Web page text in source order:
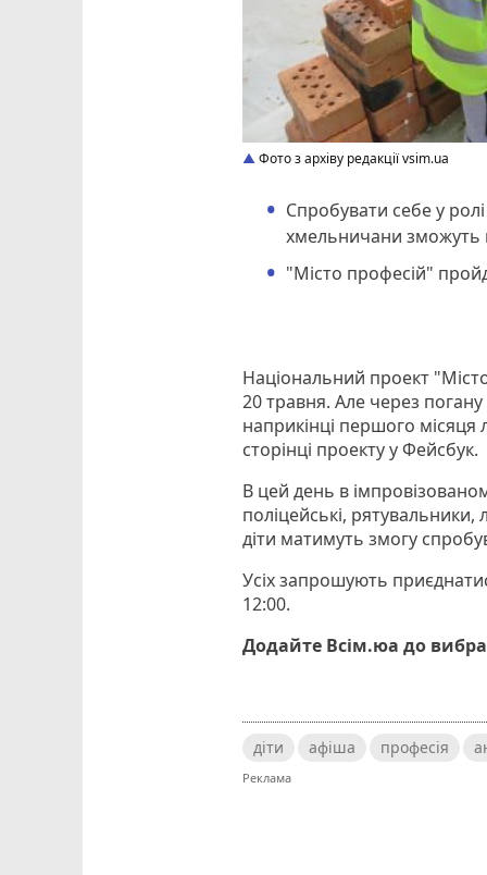
Фото з архіву редакції vsim.ua
Спробувати себе у
хмельничани зможуть
"Місто професій"
Національний проект
20 травня. Але через погану
наприкінці першого місяця
сторінці проекту у Фейсбук.
В цей день в
поліцейські, рятувальники,
діти матимуть змогу
Усіх запрошують
12:00.
Додайте Всім.юа до
діти афіша професія